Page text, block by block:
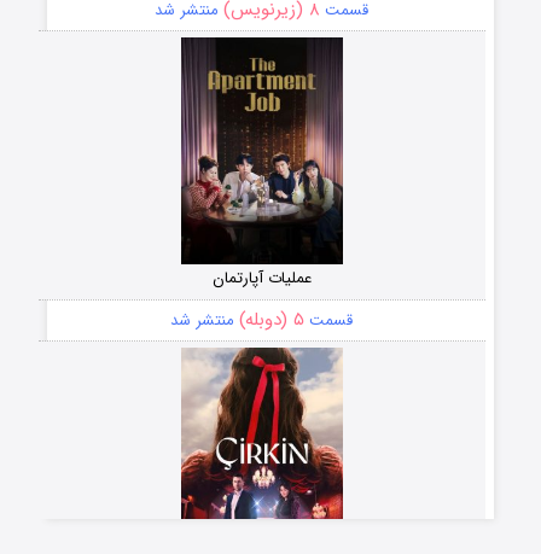
قسمت ۸ (زیرنویس) منتشر شد
عملیات آپارتمان
قسمت ۵ (دوبله) منتشر شد